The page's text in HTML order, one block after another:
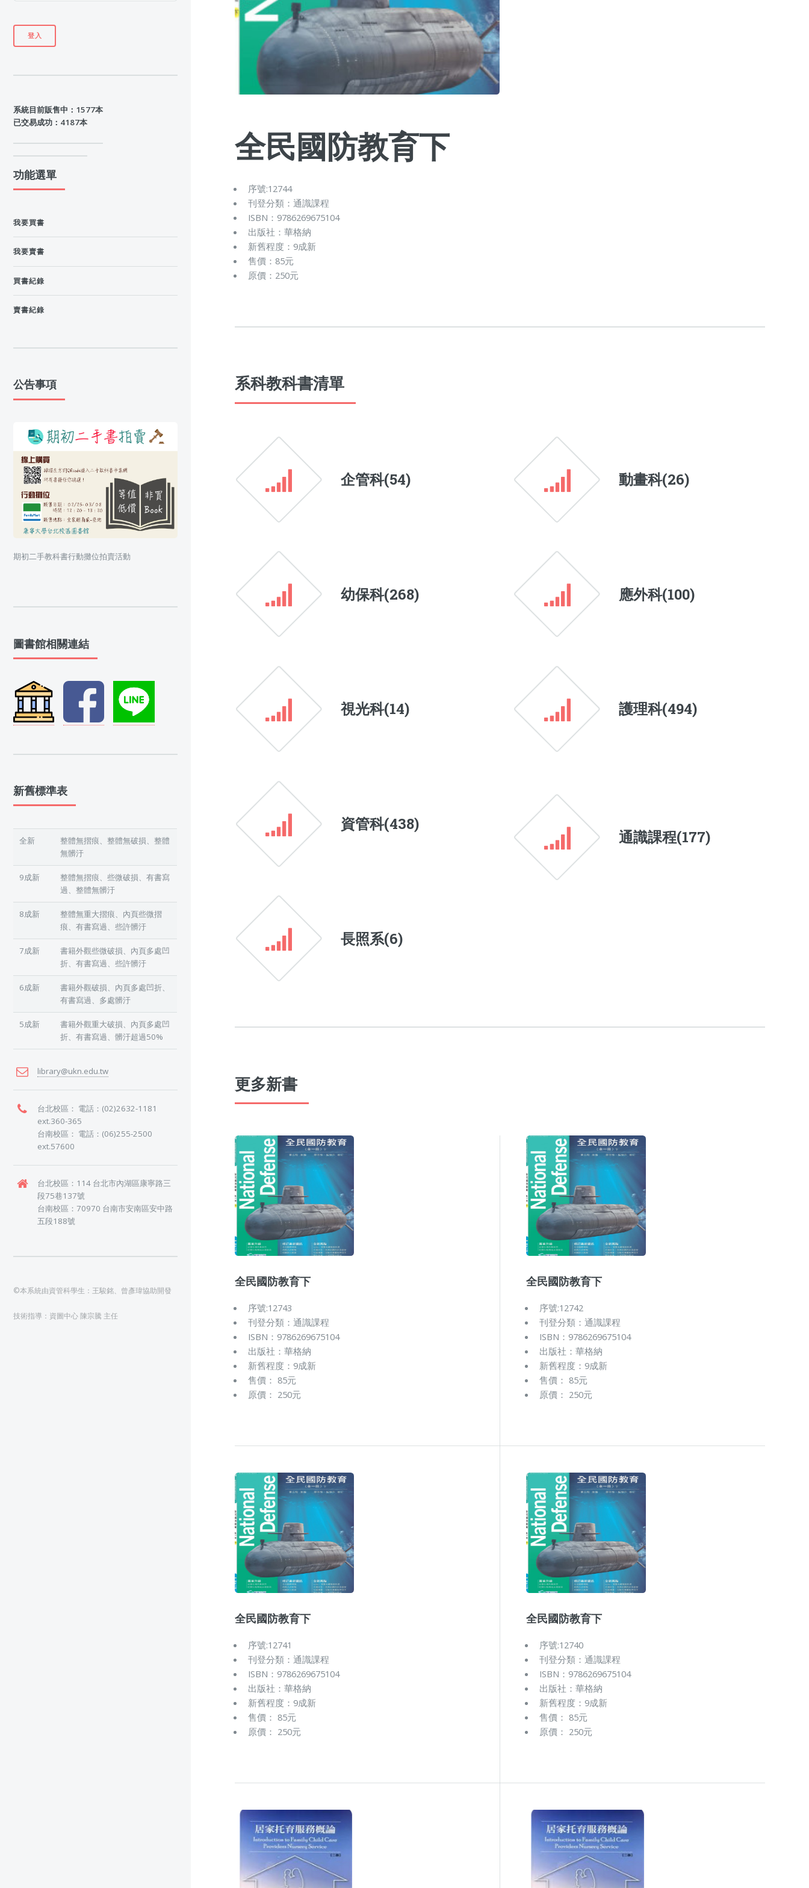
全民國防教育下
序號:12744
刊登分類：通識課程
ISBN：9786269675104
出版社：華格納
新舊程度：9成新
售價：85元
原價：250元
系科教科書清單
企管科(54) 動畫科(26)
幼保科(268) 應外科(100)
視光科(14) 護理科(494)
資管科(438)
通識課程(177)
長照系(6)
更多新書
全民國防教育下
序號:12743
刊登分類：通識課程
ISBN：9786269675104
出版社：華格納
新舊程度：9成新
售價： 85元
原價： 250元
全民國防教育下
序號:12742
刊登分類：通識課程
ISBN：9786269675104
出版社：華格納
新舊程度：9成新
售價： 85元
原價： 250元
全民國防教育下
序號:12741
刊登分類：通識課程
ISBN：9786269675104
出版社：華格納
新舊程度：9成新
售價： 85元
原價： 250元
全民國防教育下
序號:12740
刊登分類：通識課程
ISBN：9786269675104
出版社：華格納
新舊程度：9成新
售價： 85元
原價： 250元
系統目前販售中：1577本
已交易成功：4187本
功能選單
我要買書
我要賣書
買書紀錄
賣書紀錄
公告事項
期初二手教科書行動攤位拍賣活動
圖書館相關連結
新舊標準表
全新
整體無摺痕、整體無破損、整體
無髒汙
9成新
整體無摺痕、些微破損、有書寫
過、整體無髒汙
8成新
整體無重大摺痕、內頁些微摺
痕、有書寫過、些許髒汙
7成新
書籍外觀些微破損、內頁多處凹
折、有書寫過、些許髒汙
6成新
書籍外觀破損、內頁多處凹折、
有書寫過、多處髒汙
5成新
書籍外觀重大破損、內頁多處凹
折、有書寫過、髒汙超過50%
library@ukn.edu.tw
台北校區： 電話：(02)2632-1181
ext.360-365
台南校區： 電話：(06)255-2500
ext.57600
台北校區：114 台北市內湖區康寧路三
段75巷137號
台南校區：70970 台南市安南區安中路
五段188號
©本系統由資管科學生：王駿銘、曾彥瑋協助開發
技術指導：資圖中心 陳宗騰 主任